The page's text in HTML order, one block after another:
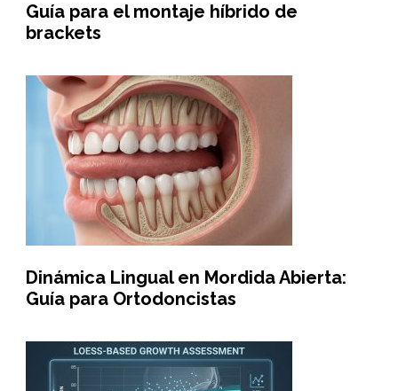
Guía para el montaje híbrido de
brackets
Dinámica Lingual en Mordida Abierta:
Guía para Ortodoncistas